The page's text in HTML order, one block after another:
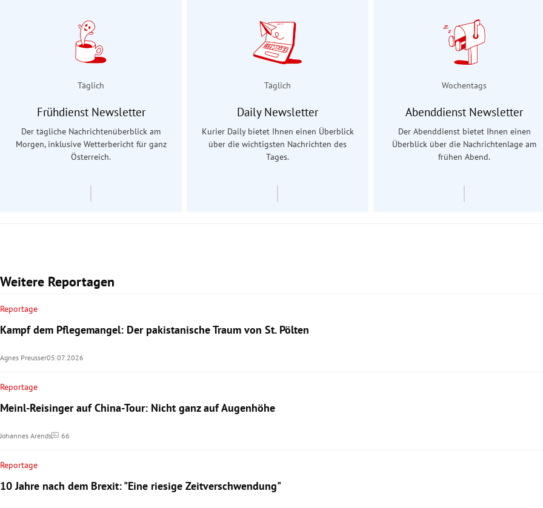
Täglich
Frühdienst Newsletter
Der tägliche Nachrichtenüberblick am
Morgen, inklusive Wetterbericht für ganz
Österreich.
Täglich
Daily Newsletter
Kurier Daily bietet Ihnen einen Überblick
über die wichtigsten Nachrichten des
Tages.
Wochentags
Abenddienst Newsletter
Der Abenddienst bietet Ihnen einen
Überblick über die Nachrichtenlage am
frühen Abend.
Weitere Reportagen
Reportage
Kampf dem Pflegemangel: Der pakistanische Traum von St. Pölten
Agnes Preusser05.07.2026
Reportage
Meinl-Reisinger auf China-Tour: Nicht ganz auf Augenhöhe
Johannes Arends 66
Kommentare
Reportage
10 Jahre nach dem Brexit: "Eine riesige Zeitverschwendung"